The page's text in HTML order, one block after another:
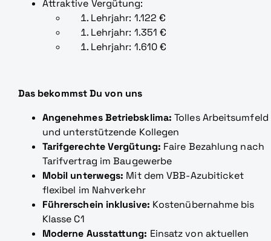
Attraktive Vergütung:
Lehrjahr: 1.122 €
Lehrjahr: 1.351 €
Lehrjahr: 1.610 €
Das bekommst Du von uns
Angenehmes Betriebsklima: Tolles Arbeitsumfeld
und unterstützende Kollegen
Tarifgerechte Vergütung: Faire Bezahlung nach
Tarifvertrag im Baugewerbe
Mobil unterwegs: Mit dem VBB-Azubiticket
flexibel im Nahverkehr
Führerschein inklusive: Kostenübernahme bis
Klasse C1
Moderne Ausstattung: Einsatz von aktuellen